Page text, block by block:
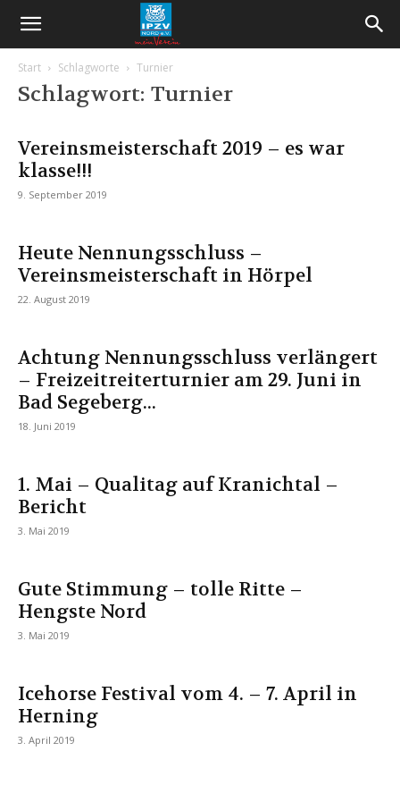
Start Schlagworte Turnier
Schlagwort: Turnier
Vereinsmeisterschaft 2019 – es war
klasse!!!
9. September 2019
Heute Nennungsschluss –
Vereinsmeisterschaft in Hörpel
22. August 2019
Achtung Nennungsschluss verlängert
– Freizeitreiterturnier am 29. Juni in
Bad Segeberg...
18. Juni 2019
1. Mai – Qualitag auf Kranichtal –
Bericht
3. Mai 2019
Gute Stimmung – tolle Ritte –
Hengste Nord
3. Mai 2019
Icehorse Festival vom 4. – 7. April in
Herning
3. April 2019